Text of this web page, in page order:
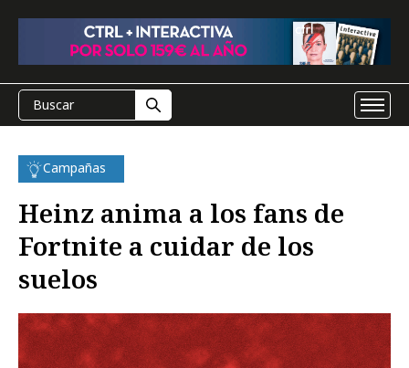
Campañas
Heinz anima a los fans de
Fortnite a cuidar de los
suelos